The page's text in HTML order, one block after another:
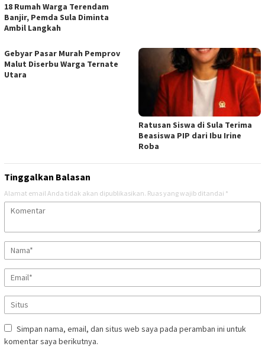
18 Rumah Warga Terendam
Banjir, Pemda Sula Diminta
Ambil Langkah
Gebyar Pasar Murah Pemprov
Malut Diserbu Warga Ternate
Utara
Ratusan Siswa di Sula Terima
Beasiswa PIP dari Ibu Irine
Roba
Tinggalkan Balasan
Alamat email Anda tidak akan dipublikasikan. Ruas yang wajib ditandai *
Simpan nama, email, dan situs web saya pada peramban ini untuk
komentar saya berikutnya.